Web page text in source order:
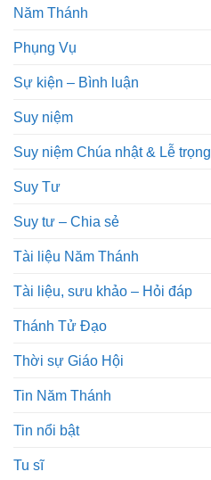
Năm Thánh
Phụng Vụ
Sự kiện – Bình luận
Suy niệm
Suy niệm Chúa nhật & Lễ trọng
Suy Tư
Suy tư – Chia sẻ
Tài liệu Năm Thánh
Tài liệu, sưu khảo – Hỏi đáp
Thánh Tử Đạo
Thời sự Giáo Hội
Tin Năm Thánh
Tin nổi bật
Tu sĩ